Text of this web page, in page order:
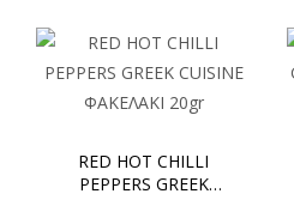
RED HOT CHILLI
PEPPERS GREEK